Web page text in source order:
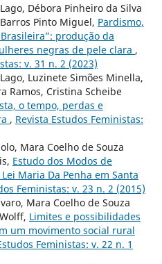
Débora Pinheiro da Silva
Pinto Miguel, Pardismo,
produção da
negras de pele clara ,
v. 31 n. 2 (2023)
Luzinete Simões Minella,
Ramos, Cristina Scheibe
o tempo, perdas e
, Revista Estudos Feministas:
Mara Coelho de Souza
Estudo dos Modos de
Maria Da Penha em Santa
Feministas: v. 23 n. 2 (2015)
Mara Coelho de Souza
Limites e possibilidades
um movimento social rural
Feministas: v. 22 n. 1